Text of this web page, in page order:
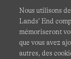
Nous utilisons
Lands’ End
mémoriseront
que vous avez
autres, des